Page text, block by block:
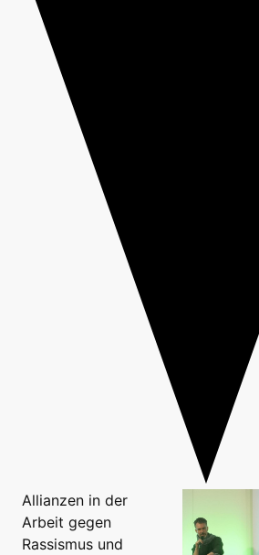
Allianzen in der
Arbeit gegen
Rassismus und